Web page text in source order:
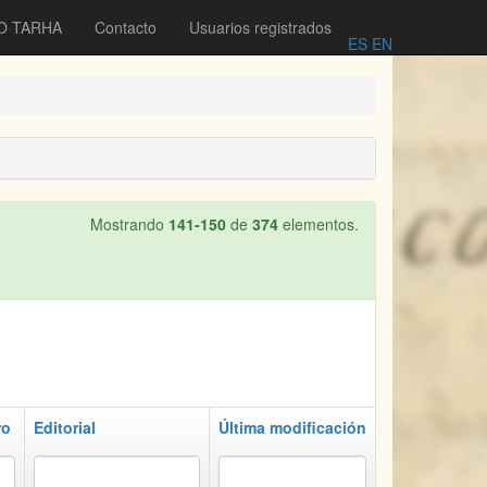
TARHA Contacto Usuarios registrados
ES EN
Mostrando 141-150 de 374 elementos.
Editorial Última modificación